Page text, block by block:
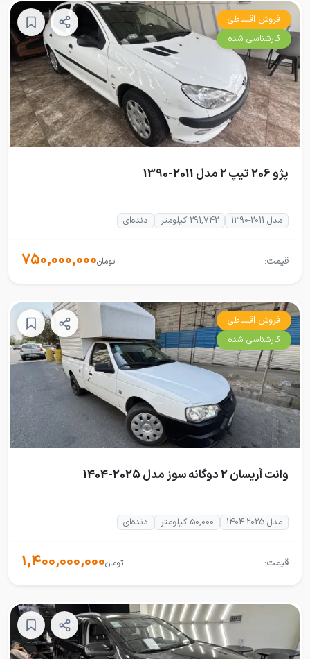
فروش اقساطی
کارشناسی شده
پژو 206 تیپ ۲ مدل 2011-1390
مدل 2011-1390 291,742 کیلومتر دنده‌ای
قیمت: 750,000,000تومان
فروش اقساطی
کارشناسی شده
وانت آریسان 2 دوگانه سوز مدل 2025-1404
مدل 2025-1404 50,000 کیلومتر دنده‌ای
قیمت: 1,400,000,000تومان